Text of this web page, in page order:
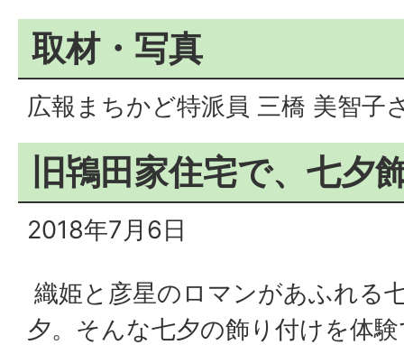
取材・写真
広報まちかど特派員 三橋 美智子
旧鴇田家住宅で、七夕
2018年7月6日
織姫と彦星のロマンがあふれる
夕。そんな七夕の飾り付けを体